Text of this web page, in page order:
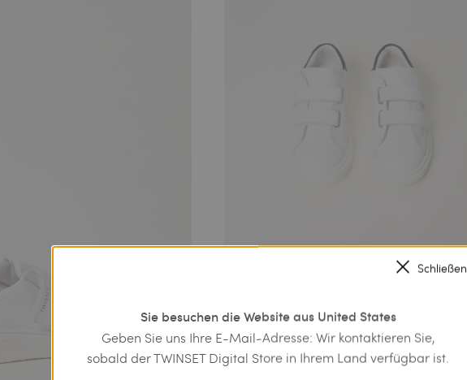
Schließen
Sie besuchen die Website aus United States
Geben Sie uns Ihre E-Mail-Adresse: Wir kontaktieren Sie,
sobald der TWINSET Digital Store in Ihrem Land verfügbar ist.